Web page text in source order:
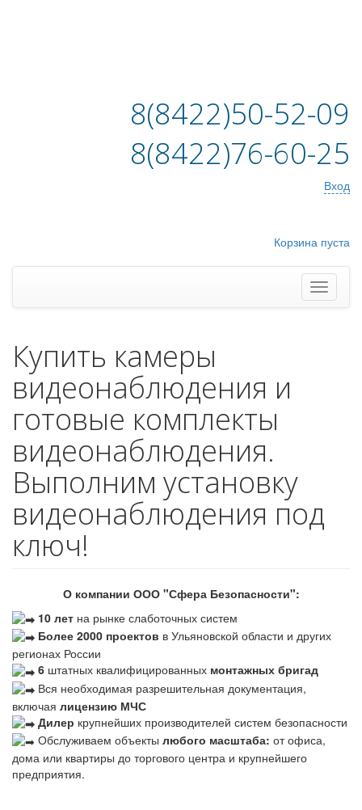
8(8422)50-52-09
8(8422)76-60-25
Вход
Корзина пуста
Купить камеры
видеонаблюдения и
готовые комплекты
видеонаблюдения.
Выполним установку
видеонаблюдения под
ключ!
О компании ООО "Сфера Безопасности":
10 лет на рынке слаботочных систем
Более 2000 проектов в Ульяновской области и других
регионах России
6 штатных квалифицированных монтажных бригад
Вся необходимая разрешительная документация,
включая лицензию МЧС
Дилер крупнейших производителей систем безопасности
Обслуживаем объекты любого масштаба: от офиса,
дома или квартиры до торгового центра и крупнейшего
предприятия.